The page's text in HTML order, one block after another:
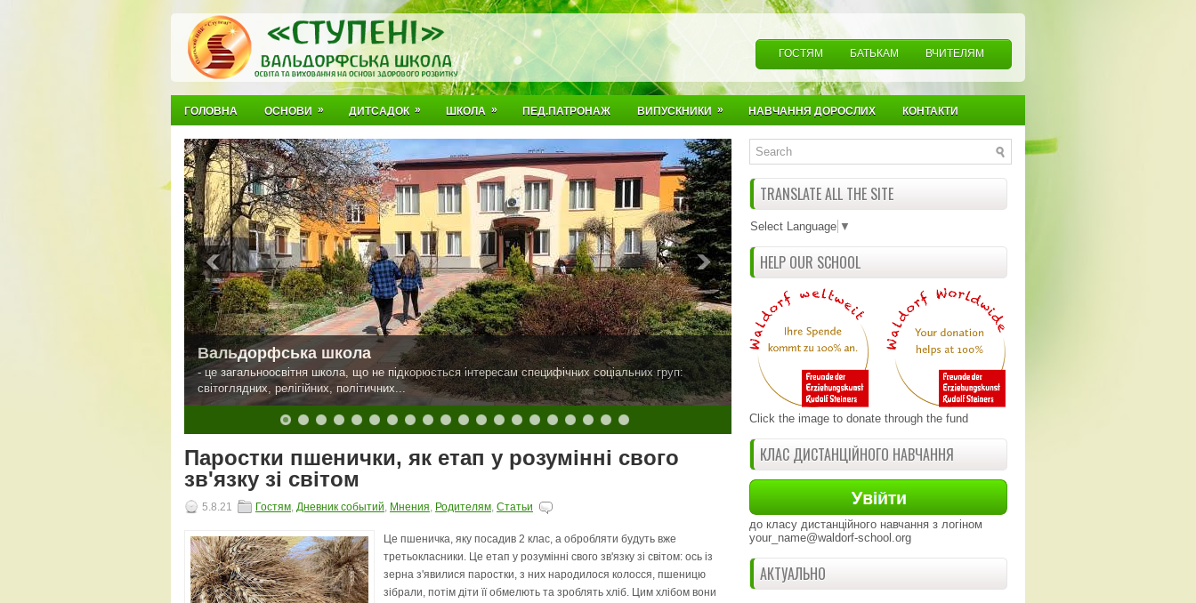
ГОСТЯМ БАТЬКАМ ВЧИТЕЛЯМ
ГОЛОВНА ОСНОВИ » ДИТСАДОК » ШКОЛА » ПЕД.ПАТРОНАЖ ВИПУСКНИКИ » НАВЧАННЯ ДОРОСЛИХ КОНТАКТИ
Вальдорфська школа
- це загальноосвітня школа, що не підкорюється інтересам специфічних соціальних груп:
світоглядних, релігійних, політичних...
Паростки пшенички, як етап у розумінні свого
зв'язку зі світом
5.8.21 Гостям, Дневник событий, Мнения, Родителям, Статьи
Це пшеничка, яку посадив 2 клас, а обробляти будуть вже
третьокласники. Це етап у розумінні свого зв'язку зі світом: ось із
зерна з'явилися паростки, з них народилося колосся, пшеницю
зібрали, потім діти її обмелють та зроблять хліб. Цим хлібом вони
TRANSLATE ALL THE SITE
Select Language ▼
HELP OUR SCHOOL
Click the image to donate through the fund
КЛАС ДИСТАНЦІЙНОГО НАВЧАННЯ
до класу дистанційного навчання з логіном
your_name@waldorf-school.org
АКТУАЛЬНО